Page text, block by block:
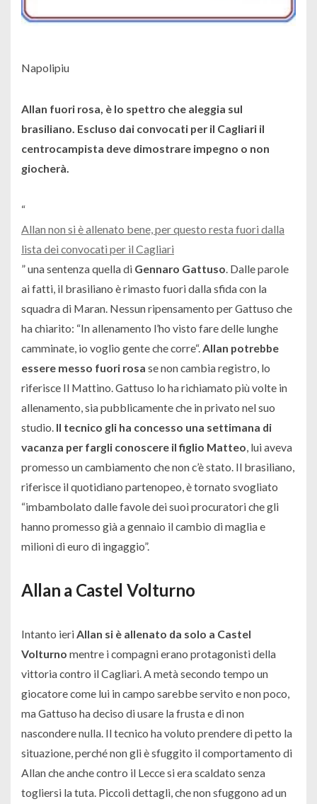
Napolipiu
Allan fuori rosa, è lo spettro che aleggia sul
brasiliano. Escluso dai convocati per il Cagliari il
centrocampista deve dimostrare impegno o non
giocherà.
“
Allan non si è allenato bene, per questo resta fuori dalla
lista dei convocati per il Cagliari
” una sentenza quella di Gennaro Gattuso . Dalle parole
ai fatti, il brasiliano è rimasto fuori dalla sfida con la
squadra di Maran. Nessun ripensamento per Gattuso che
ha chiarito: “In allenamento l’ho visto fare delle lunghe
camminate, io voglio gente che corre“. Allan potrebbe
essere messo fuori rosa se non cambia registro, lo
riferisce Il Mattino. Gattuso lo ha richiamato più volte in
allenamento, sia pubblicamente che in privato nel suo
studio. Il tecnico gli ha concesso una settimana di
vacanza per fargli conoscere il figlio Matteo , lui aveva
promesso un cambiamento che non c’è stato. Il brasiliano,
riferisce il quotidiano partenopeo, è tornato svogliato
“imbambolato dalle favole dei suoi procuratori che gli
hanno promesso già a gennaio il cambio di maglia e
milioni di euro di ingaggio”.
Allan a Castel Volturno
Intanto ieri Allan si è allenato da solo a Castel
Volturno mentre i compagni erano protagonisti della
vittoria contro il Cagliari. A metà secondo tempo un
giocatore come lui in campo sarebbe servito e non poco,
ma Gattuso ha deciso di usare la frusta e di non
nascondere nulla. Il tecnico ha voluto prendere di petto la
situazione, perché non gli è sfuggito il comportamento di
Allan che anche contro il Lecce si era scaldato senza
togliersi la tuta. Piccoli dettagli, che non sfuggono ad un